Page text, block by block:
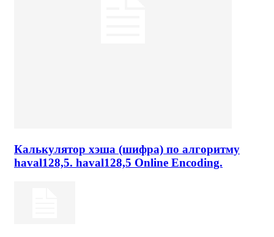
Калькулятор хэша (шифра) по алгоритму
haval128,5. haval128,5 Online Encoding.